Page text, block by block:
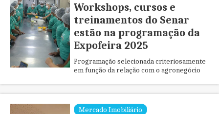
Workshops, cursos e
treinamentos do Senar
estão na programação da
Expofeira 2025
Programação selecionada criteriosamente
em função da relação com o agronegócio
Mercado Imobiliário